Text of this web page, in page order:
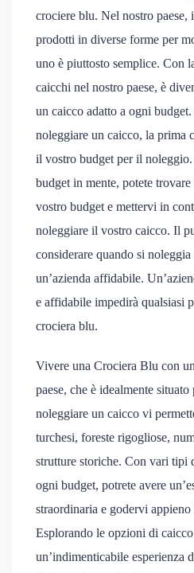
crociere blu. Nel nostro paese,
prodotti in diverse forme per
uno è piuttosto semplice. Con
caicchi nel nostro paese, è
un caicco adatto a ogni budget.
noleggiare un caicco, la prima
il vostro budget per il
budget in mente, potete
vostro budget e mettervi in
noleggiare il vostro caicco. Il
considerare quando si
un’azienda affidabile.
e affidabile impedirà qualsiasi
crociera blu.
Vivere una Crociera Blu con
paese, che è idealmente
noleggiare un caicco vi
turchesi, foreste rigogliose,
strutture storiche. Con vari tipi
ogni budget, potrete avere
straordinaria e godervi
Esplorando le opzioni di
un’indimenticabile esperienza